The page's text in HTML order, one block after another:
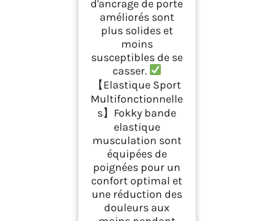
d'ancrage de porte
améliorés sont
plus solides et
moins
susceptibles de se
casser.
【Elastique Sport
Multifonctionnelle
s】Fokky bande
elastique
musculation sont
équipées de
poignées pour un
confort optimal et
une réduction des
douleurs aux